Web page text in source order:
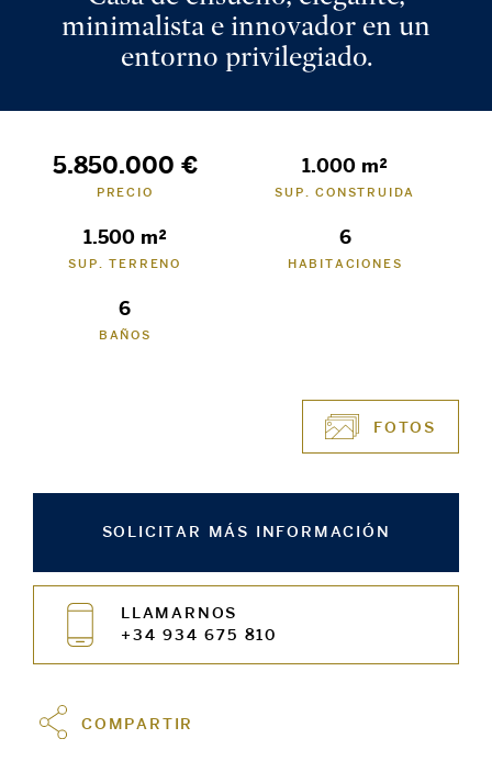
minimalista e innovador en un
entorno privilegiado.
5.850.000 €
PRECIO
1.000 m²
SUP. CONSTRUIDA
1.500 m²
SUP. TERRENO
6
HABITACIONES
6
BAÑOS
FOTOS
SOLICITAR MÁS INFORMACIÓN
LLAMARNOS
+34 934 675 810
COMPARTIR